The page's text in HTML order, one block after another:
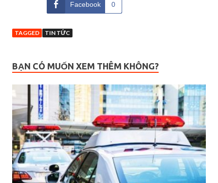
Facebook 0
TAGGED TIN TỨC
BẠN CÓ MUỐN XEM THÊM KHÔNG?